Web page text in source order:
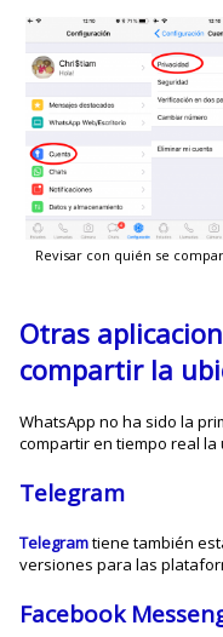
Revisar con quién se
Otras
compartir la
WhatsApp no ha sido la
compartir en tiempo real
Telegram
Telegramtiene también
versiones para las
Facebook